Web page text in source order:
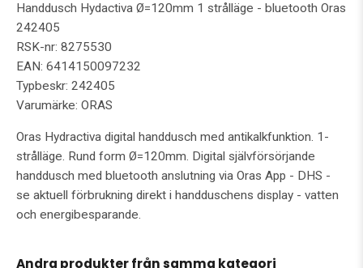
Handdusch Hydactiva Ø=120mm 1 strålläge - bluetooth Oras
242405
RSK-nr: 8275530
EAN: 6414150097232
Typbeskr: 242405
Varumärke: ORAS
Oras Hydractiva digital handdusch med antikalkfunktion. 1-
strålläge. Rund form Ø=120mm. Digital självförsörjande
handdusch med bluetooth anslutning via Oras App - DHS -
se aktuell förbrukning direkt i handduschens display - vatten
och energibesparande.
Andra produkter från samma kategori